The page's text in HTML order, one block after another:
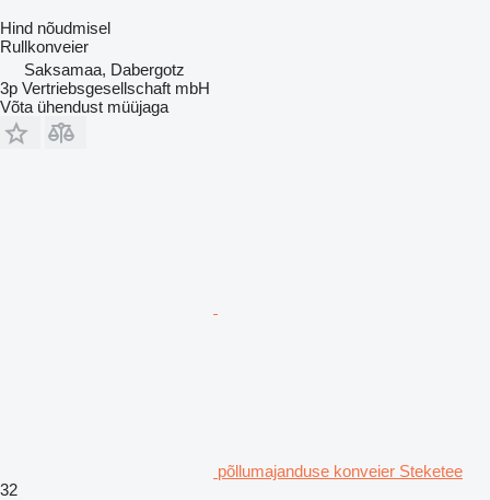
Hind nõudmisel
Rullkonveier
Saksamaa, Dabergotz
3p Vertriebsgesellschaft mbH
Võta ühendust müüjaga
põllumajanduse konveier Steketee
32